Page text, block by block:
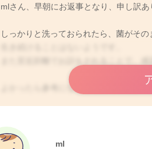
mlさん、早朝にお返事となり、申し訳あ
しっかりと洗っておられたら、菌がそ
よかったら参考になさってみてください。
ml